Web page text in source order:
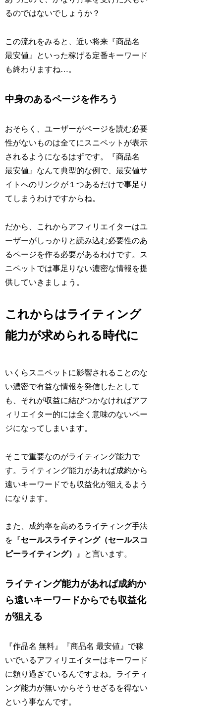
るのではないでしょうか？
この流れをみると、近い将来『商品名
最安値』といった稼げる定番キーワード
も終わりますね…。
中身のあるページを作ろう
おそらく、ユーザーがページを読む必要
性がないものは全てにスニペットが表示
されるようになるはずです。『商品名
最安値』なんて典型的な例で、最安値サ
イトへのリンクが１つあるだけで事足り
てしまうわけですからね。
だから、これからアフィリエイターはユ
ーザーがしっかりと読み込む必要性のあ
るページを作る必要があるわけです。ス
ニペットでは事足りない濃密な情報を提
供していきましょう。
これからはライティング
能力が求められる時代に
いくらスニペットに影響されることのな
い濃密で有益な情報を発信したとして
も、それが収益に結びつかなければアフ
ィリエイター的には全く意味のないペー
ジになってしまいます。
そこで重要なのがライティング能力で
す。ライティング能力があれば成約から
遠いキーワードでも収益化が狙えるよう
になります。
また、成約率を高めるライティング手法
を『セールスライティング（セールスコ
ピーライティング）
』と言います。
ライティング能力があれば成約か
ら遠いキーワードからでも収益化
が狙える
『作品名 無料』『商品名 最安値』で稼
いでいるアフィリエイターはキーワード
に頼り過ぎているんですよね。ライティ
ング能力が無いからそうせざるを得ない
という事なんです。